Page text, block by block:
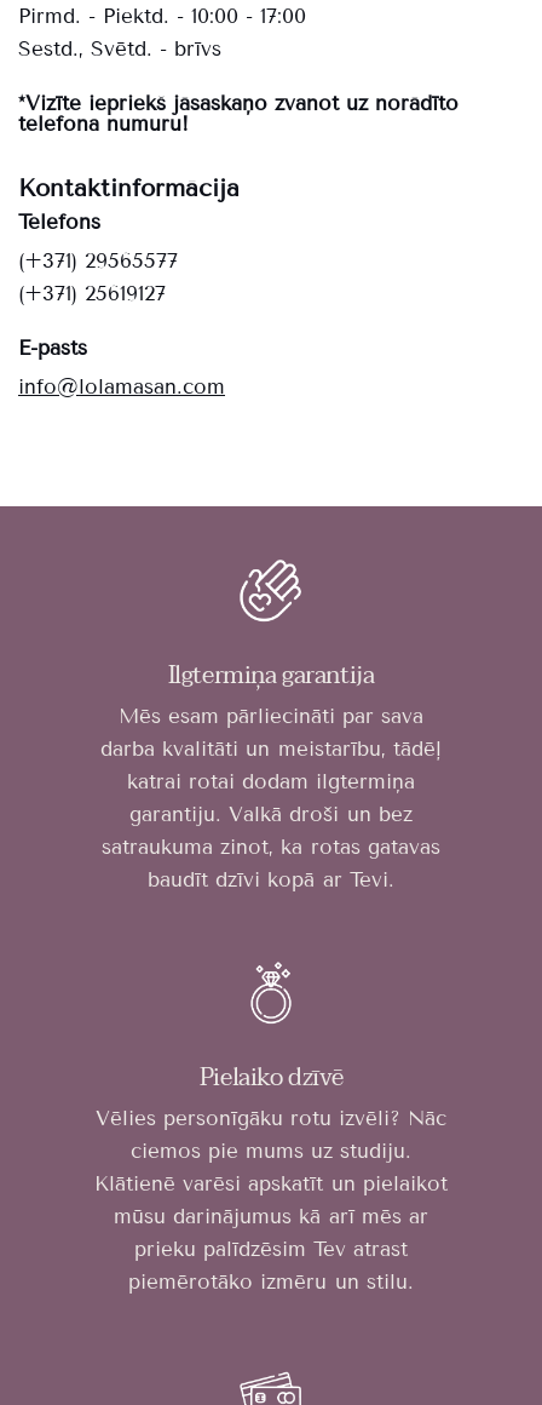
Pirmd. - Piektd. - 10:00 - 17:00
Sestd., Svētd. - brīvs
*Vizīte iepriekš jāsaskaņo zvanot uz norādīto
telefona numuru!
Kontaktinformācija
Telefons
(+371) 29565577
(+371) 25619127
E-pasts
info@lolamasan.com
Ilgtermiņa garantija
Mēs esam pārliecināti par sava
darba kvalitāti un meistarību, tādēļ
katrai rotai dodam ilgtermiņa
garantiju. Valkā droši un bez
satraukuma zinot, ka rotas gatavas
baudīt dzīvi kopā ar Tevi.
Pielaiko dzīvē
Vēlies personīgāku rotu izvēli? Nāc
ciemos pie mums uz studiju.
Klātienē varēsi apskatīt un pielaikot
mūsu darinājumus kā arī mēs ar
prieku palīdzēsim Tev atrast
piemērotāko izmēru un stilu.